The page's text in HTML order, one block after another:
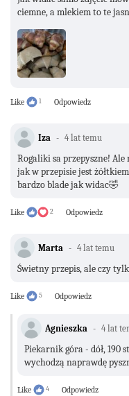
ciemne, a mlekiem to te
Like 1 Odpowiedz
Iza 4 lat temu
Rogaliki sa przepyszne!
jak w przepisie jest
bardzo blade jak widac🤣
Like 2 Odpowiedz
Marta 4 lat temu
Świetny przepis, ale czy
Like 5 Odpowiedz
Agnieszka 4 lat
Piekarnik góra - dół, 190
wychodzą naprawdę
Like 4 Odpowiedz